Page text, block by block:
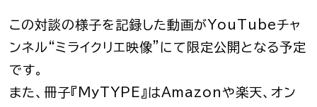
この対談の様子を記録した動画がYouTubeチャ
ンネル“ミライクリエ映像”にて限定公開となる予定
です。
また、冊子『MyTYPE』はAmazonや楽天、オン